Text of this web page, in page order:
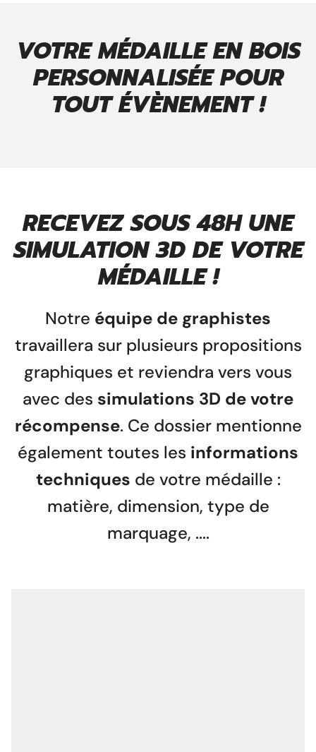
VOTRE MÉDAILLE EN BOIS
PERSONNALISÉE POUR
TOUT ÉVÈNEMENT !
RECEVEZ SOUS 48H UNE
SIMULATION 3D DE VOTRE
MÉDAILLE !
Notre équipe de graphistes
travaillera sur plusieurs propositions
graphiques et reviendra vers vous
avec des simulations 3D de votre
récompense. Ce dossier mentionne
également toutes les informations
techniques de votre médaille :
matière, dimension, type de
marquage, ....